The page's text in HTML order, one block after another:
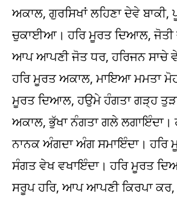
ਅਕਾਲ, ਗੁਰਸਿਖਾਂ ਲਹਿਣਾ ਦੇਵੇ
ਚੁਕਾਈਆ। ਹਰਿ ਮੂਰਤ ਦਿਆਲ, ਜੋਤੀ
ਆਪ ਆਪਣੀ ਜੋਤ ਧਰ, ਹਰਿਜਨ ਸਾਚੇ
ਹਰਿ ਮੂਰਤ ਅਕਾਲ, ਮਾਇਆ ਮਮਤਾ
ਮੂਰਤ ਦਿਆਲ, ਹਉਮੇ ਹੰਗਤਾ ਗੜ੍ਹ
ਅਕਾਲ, ਭੁੱਖਾ ਨੰਗਤਾ ਗਲੇ ਲਗਾਇੰਦਾ।
ਨਾਨਕ ਅੰਗਦਾ ਅੰਗ ਸਮਾਇੰਦਾ। ਹਰਿ
ਸੰਗਤ ਵੇਖ ਵਖਾਇੰਦਾ। ਹਰਿ ਮੂਰਤ
ਸਰੂਪ ਹਰਿ, ਆਪ ਆਪਣੀ ਕਿਰਪਾ ਕਰ,